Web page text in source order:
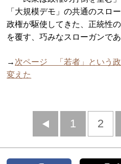
「大規模デモ」の共通のスロ
政権が駆使してきた、正統性
を覆す、巧みなスローガンであ
→ 次ページ 「若者」という
変えた
前
へ
1 2